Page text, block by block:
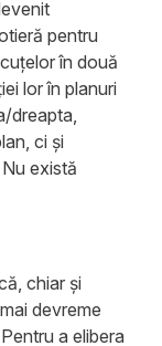
pentru
în două
lor în planuri
dreapta,
ci și
există
chiar și
devreme
a elibera